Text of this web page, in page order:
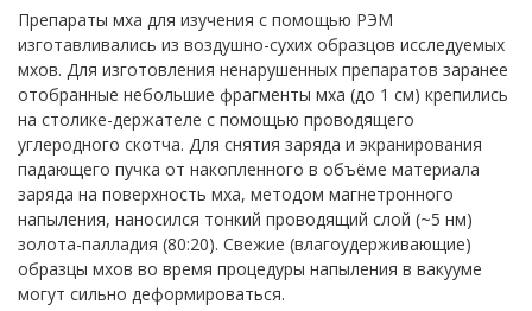
Препараты мха для изучения с помощью РЭМ
изготавливались из воздушно-сухих образцов исследуемых
мхов. Для изготовления ненарушенных препаратов заранее
отобранные небольшие фрагменты мха (до 1 см) крепились
на столике-держателе с помощью проводящего
углеродного скотча. Для снятия заряда и экранирования
падающего пучка от накопленного в объёме материала
заряда на поверхность мха, методом магнетронного
напыления, наносился тонкий проводящий слой (~5 нм)
золота-палладия (80:20). Свежие (влагоудерживающие)
образцы мхов во время процедуры напыления в вакууме
могут сильно деформироваться.